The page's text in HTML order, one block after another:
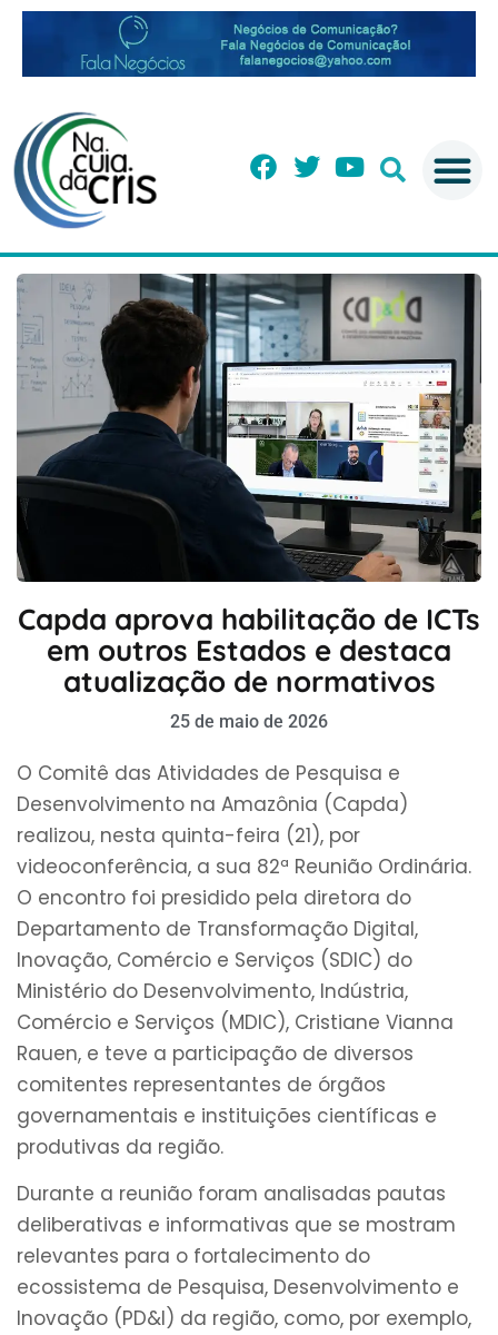
Capda aprova habilitação de ICTs
em outros Estados e destaca
atualização de normativos
25 de maio de 2026
O Comitê das Atividades de Pesquisa e
Desenvolvimento na Amazônia (Capda)
realizou, nesta quinta-feira (21), por
videoconferência, a sua 82ª Reunião Ordinária.
O encontro foi presidido pela diretora do
Departamento de Transformação Digital,
Inovação, Comércio e Serviços (SDIC) do
Ministério do Desenvolvimento, Indústria,
Comércio e Serviços (MDIC), Cristiane Vianna
Rauen, e teve a participação de diversos
comitentes representantes de órgãos
governamentais e instituições científicas e
produtivas da região.
Durante a reunião foram analisadas pautas
deliberativas e informativas que se mostram
relevantes para o fortalecimento do
ecossistema de Pesquisa, Desenvolvimento e
Inovação (PD&I) da região, como, por exemplo,